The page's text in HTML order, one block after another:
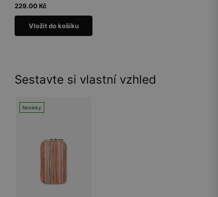
229.00 Kč
Vložit do košíku
Sestavte si vlastní vzhled
Novinky